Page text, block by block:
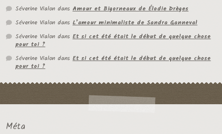
Séverine Vialon dans Amour et Bigorneaux de Élodie Drèges
Séverine Vialon dans L’amour minimaliste de Sandra Ganneval
Séverine Vialon dans Et si cet été était le début de quelque chose
pour toi ?
Séverine Vialon dans Et si cet été était le début de quelque chose
pour toi ?
Méta